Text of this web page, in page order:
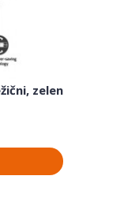
zelen